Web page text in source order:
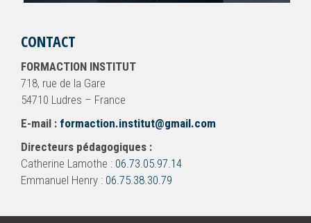
CONTACT
FORMACTION INSTITUT
718, rue de la Gare
54710 Ludres – France
E-mail : formaction.institut@gmail.com
Directeurs pédagogiques :
Catherine Lamothe : 06.73.05.97.14
Emmanuel Henry : 06.75.38.30.79